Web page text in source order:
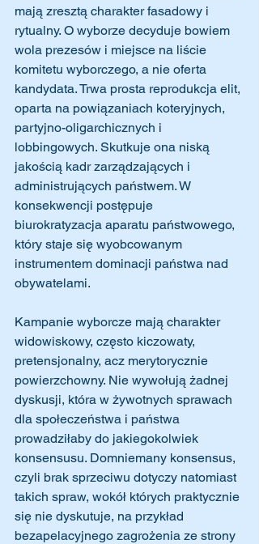
mają zresztą charakter fasadowy i
rytualny. O wyborze decyduje bowiem
wola prezesów i miejsce na liście
komitetu wyborczego, a nie oferta
kandydata. Trwa prosta reprodukcja elit,
oparta na powiązaniach koteryjnych,
partyjno-oligarchicznych i
lobbingowych. Skutkuje ona niską
jakością kadr zarządzających i
administrujących państwem. W
konsekwencji postępuje
biurokratyzacja aparatu państwowego,
który staje się wyobcowanym
instrumentem dominacji państwa nad
obywatelami.
Kampanie wyborcze mają charakter
widowiskowy, często kiczowaty,
pretensjonalny, acz merytorycznie
powierzchowny. Nie wywołują żadnej
dyskusji, która w żywotnych sprawach
dla społeczeństwa i państwa
prowadziłaby do jakiegokolwiek
konsensusu. Domniemany konsensus,
czyli brak sprzeciwu dotyczy natomiast
takich spraw, wokół których praktycznie
się nie dyskutuje, na przykład
bezapelacyjnego zagrożenia ze strony